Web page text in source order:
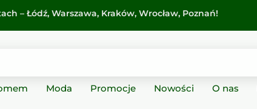
– Łódź, Warszawa, Kraków, Wrocław, Poznań!
Moda Promocje Nowości O nas